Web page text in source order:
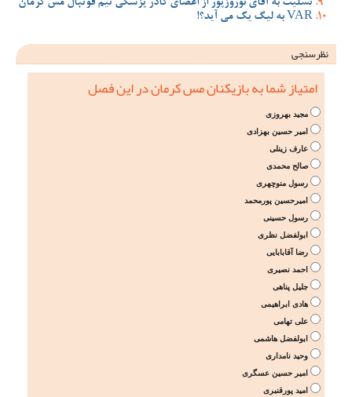
تسلیت به آقای نوروزپور از اعضای کادر پزشکی تیم فوتبال مس کرمان
VAR به لیگ یک می آید؟!
نظرسنجی
امتیاز شما به بازیکنان مس کرمان در این فصل
مجید بهروزی
امیر حسین بهزادی
عارف زینلی
صالح محمدی
رسول منوچهری
امیرحسین پورمحمد
رسول حسینی
ابولفضل نظری
رضا آقابابایی
احمد نصیری
جلیل پناهی
هادی ابراهیمی
علی تهامی
ابولفضل هاشمی
وحید نامداری
امیر حسین عسگری
امید پورقنبری